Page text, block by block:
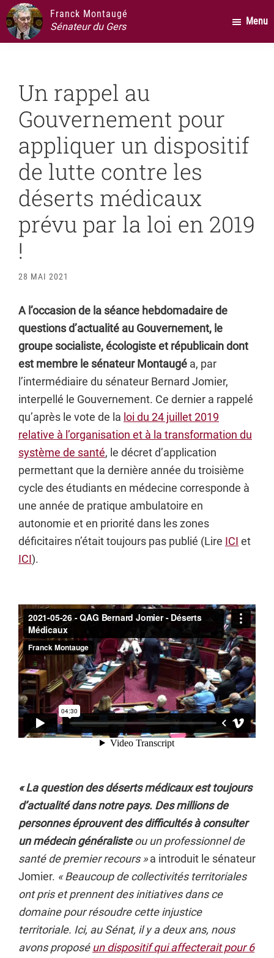
Passer
au
contenu
Passer
la
principale
Passer
au
pied
Franck Montaugé
Sénateur du Gers
Menu
Un rappel au
Gouvernement pour
appliquer un dispositif
de lutte contre les
déserts médicaux
prévu par la loi en 2019
!
28 MAI 2021
A l’occasion de la séance hebdomadaire de
questions d’actualité au Gouvernement, le
groupe socialiste, écologiste et républicain dont
est membre le sénateur Montaugé a, par
l’intermédiaire du sénateur Bernard Jomier,
interpellé le Gouvernement. Ce dernier a rappelé
qu’après le vote de la loi du 24 juillet 2019
relative à l’organisation et à la transformation du
système de santé, le décret d’application
permettant que la dernière année du troisième
cycle des étudiants en médecine corresponde à
une année de pratique ambulatoire en
autonomie et en priorité dans les zones
déficitaires n’était toujours pas publié (Lire ICI et
ICI).
« La question des déserts médicaux est toujours
d’actualité dans notre pays. Des millions de
personnes éprouvent des difficultés à consulter
un médecin généralisteou un professionnel de
santé de premier recours »a introduit le sénateur
Jomier. « Beaucoup de collectivités territoriales
ont pris et prennent des initiatives dans ce
domaine pour résoudre cette injustice
territoriale. Ici, au Sénat, il y a deux ans, nous
avons proposé un dispositif qui affecterait pour 6